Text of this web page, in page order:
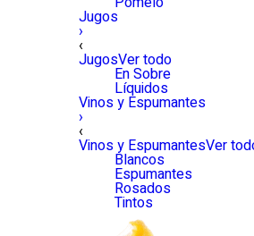
Jugos
›
‹
JugosVer todo
En Sobre
Líquidos
Vinos y Espumantes
›
‹
Vinos y EspumantesVer
Blancos
Espumantes
Rosados
Tintos